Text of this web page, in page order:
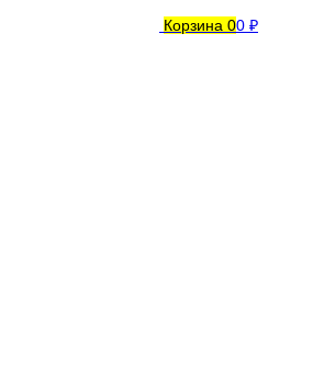
Корзина 00 ₽